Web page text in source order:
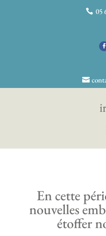
05
En cette
nouvelles
étoffer